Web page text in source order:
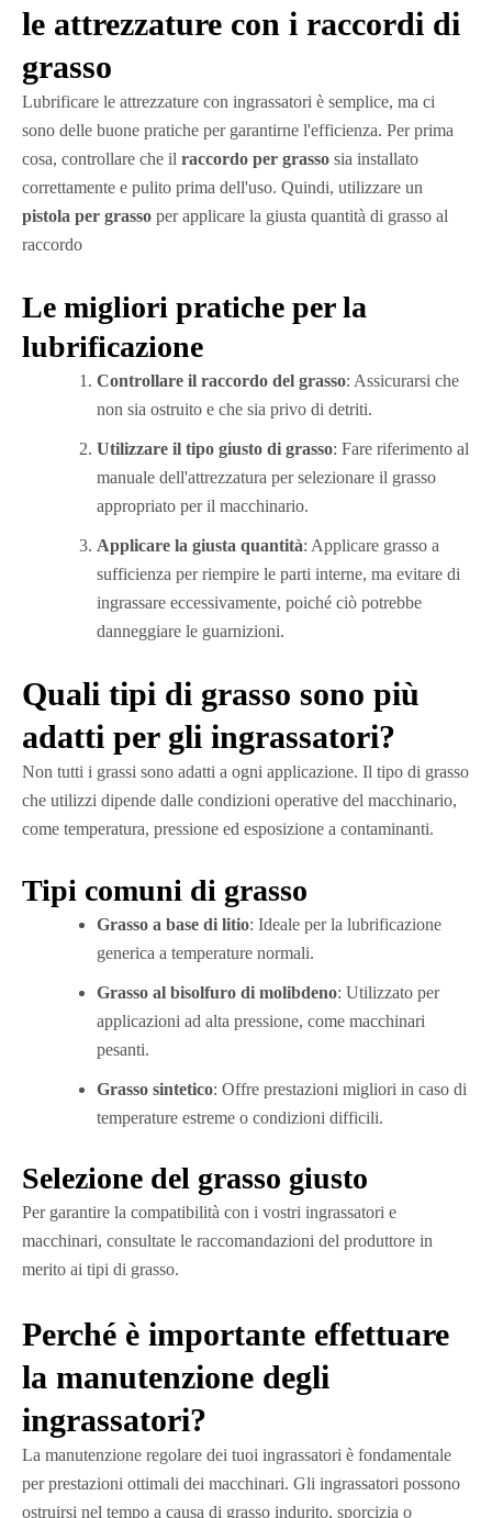
le attrezzature con i raccordi di
grasso
Lubrificare le attrezzature con ingrassatori è semplice, ma ci
sono delle buone pratiche per garantirne l'efficienza. Per prima
cosa, controllare che il raccordo per grasso sia installato
correttamente e pulito prima dell'uso. Quindi, utilizzare un
pistola per grasso per applicare la giusta quantità di grasso al
raccordo
Le migliori pratiche per la
lubrificazione
Controllare il raccordo del grasso: Assicurarsi che
non sia ostruito e che sia privo di detriti.
Utilizzare il tipo giusto di grasso: Fare riferimento al
manuale dell'attrezzatura per selezionare il grasso
appropriato per il macchinario.
Applicare la giusta quantità: Applicare grasso a
sufficienza per riempire le parti interne, ma evitare di
ingrassare eccessivamente, poiché ciò potrebbe
danneggiare le guarnizioni.
Quali tipi di grasso sono più
adatti per gli ingrassatori?
Non tutti i grassi sono adatti a ogni applicazione. Il tipo di grasso
che utilizzi dipende dalle condizioni operative del macchinario,
come temperatura, pressione ed esposizione a contaminanti.
Tipi comuni di grasso
Grasso a base di litio: Ideale per la lubrificazione
generica a temperature normali.
Grasso al bisolfuro di molibdeno: Utilizzato per
applicazioni ad alta pressione, come macchinari
pesanti.
Grasso sintetico: Offre prestazioni migliori in caso di
temperature estreme o condizioni difficili.
Selezione del grasso giusto
Per garantire la compatibilità con i vostri ingrassatori e
macchinari, consultate le raccomandazioni del produttore in
merito ai tipi di grasso.
Perché è importante effettuare
la manutenzione degli
ingrassatori?
La manutenzione regolare dei tuoi ingrassatori è fondamentale
per prestazioni ottimali dei macchinari. Gli ingrassatori possono
ostruirsi nel tempo a causa di grasso indurito, sporcizia o